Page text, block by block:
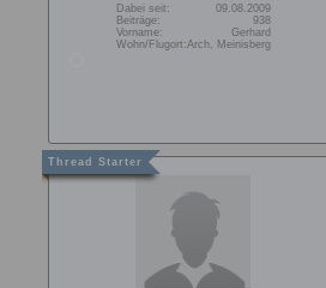
Dabei seit:
09.08.2009
Beiträge:
938
Vorname:
Gerhard
Wohn/Flugort:Arch, Meinisberg